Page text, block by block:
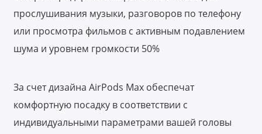
прослушивания музыки, разговоров по телефону
или просмотра фильмов с активным подавлением
шума и уровнем громкости 50%
За счет дизайна AirPods Max обеспечат
комфортную посадку в соответствии с
индивидуальными параметрами вашей головы